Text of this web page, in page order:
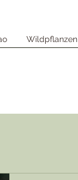
Wildpflanzen